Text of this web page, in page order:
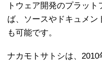
トウェア開発のプラット
ば、ソースやドキュメン
も可能です。
ナカモトサトシは、